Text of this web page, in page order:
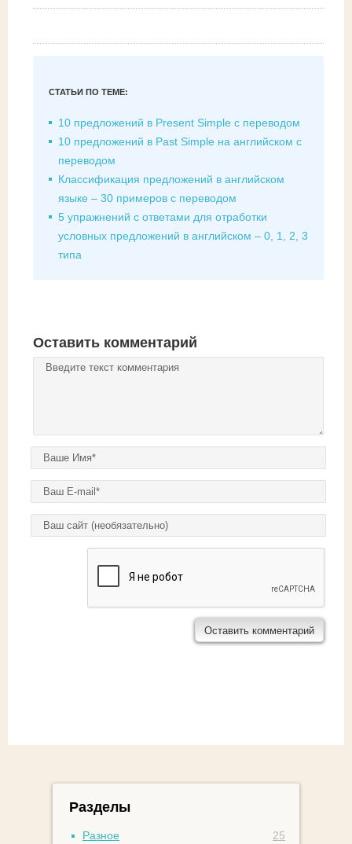
СТАТЬИ ПО ТЕМЕ:
10 предложений в Present Simple с переводом
10 предложений в Past Simple на английском с
переводом
Классификация предложений в английском
языке – 30 примеров с переводом
5 упражнений с ответами для отработки
условных предложений в английском – 0, 1, 2, 3
типа
Оставить комментарий
Комментарий*
Ваше имя*
E-mail *
Домашняя страница
Разделы
Разное
25